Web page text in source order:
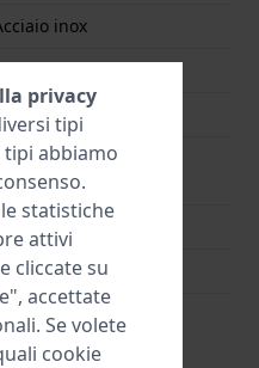
inox
Bicolore rosa
inox
Chiusura con viti
Corona da estrarre
privacy
tipi
tipi abbiamo
statistiche
attivi
cliccate su
accettate
Se volete
cookie